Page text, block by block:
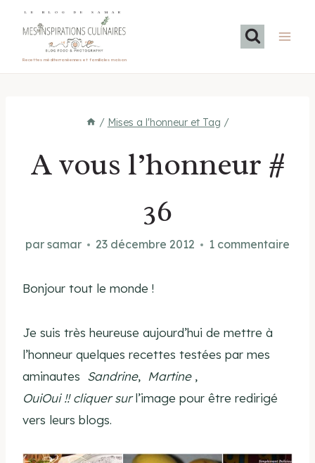
LE BLOG DE SAMAR
Recettes méditerranéennes et familiales maison
/ Mises a l'honneur et Tag /
A vous l’honneur #
36
par samar 23 décembre 2012 1 commentaire
Bonjour tout le monde !
Je suis très heureuse aujourd’hui de mettre à
l’honneur quelques recettes testées par mes
aminautes Sandrine, Martine,
OuiOui !! cliquer surl’image pour être redirigé
vers leurs blogs.